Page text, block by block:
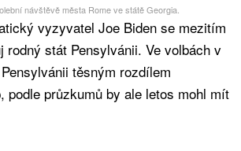
návštěvě města Rome ve státě Georgia.
vyzyvatel Joe Biden se mezitím
rodný stát Pensylvánii. Ve volbách v
těsným rozdílem
podle průzkumů by ale letos mohl mít